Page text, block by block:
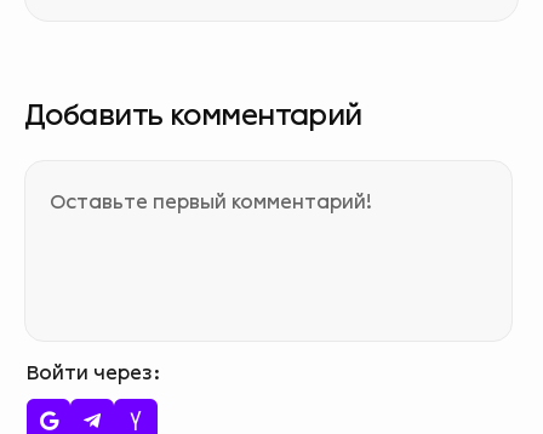
Добавить комментарий
Войти через